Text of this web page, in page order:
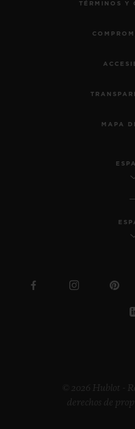
TÉRMINOS Y
MAPA
© 2026 Hublot -
derechos de